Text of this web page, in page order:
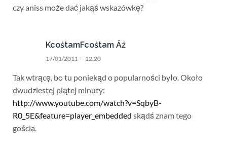
czy aniss może dać jakąś wskazówkę?
KcośtamFcośtam Ăź
17/01/2011 — 12:20
Tak wtrącę, bo tu poniekąd o popularności było. Około
dwudziestej piątej minuty:
http://www.youtube.com/watch?v=SqbyB-
R0_5E&feature=player_embedded skądś znam tego
gościa.